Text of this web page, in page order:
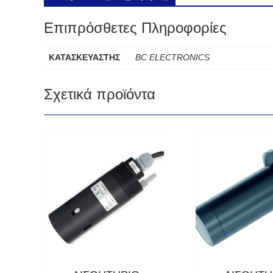
Επιπρόσθετες Πληροφορίες
ΚΑΤΑΣΚΕΥΑΣΤΗΣ BC ELECTRONICS
Σχετικά προϊόντα